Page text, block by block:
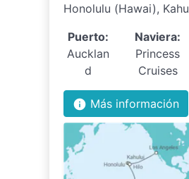
Honolulu (Hawai),
Puerto:
Aucklan
d
Naviera:
Princess
Cruises
info Más información